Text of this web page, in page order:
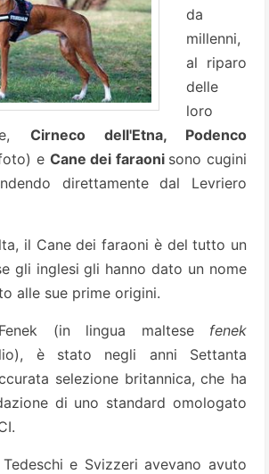
da
millenni,
al riparo
delle
loro
Cirneco dell'Etna, Podenco
e Cane dei faraoni sono cugini
direttamente dal Levriero
il Cane dei faraoni è del tutto un
gli inglesi gli hanno dato un nome
alle sue prime origini.
(in lingua maltese fenek
è stato negli anni Settanta
selezione britannica, che ha
di uno standard omologato
e Svizzeri avevano avuto